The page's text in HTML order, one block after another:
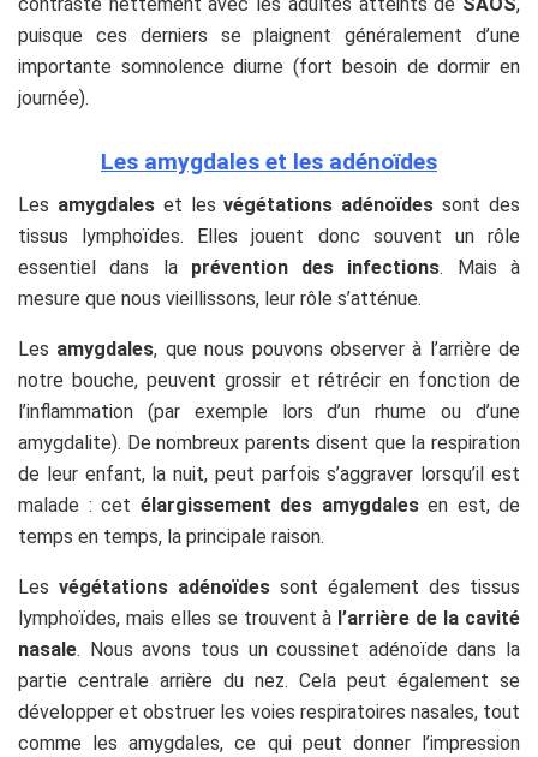
puisque ces derniers se plaignent généralement d’une
importante somnolence diurne (fort besoin de dormir en
journée).
Les amygdales et les adénoïdes
Les amygdaleset lesvégétations adénoïdes sont des
tissus lymphoïdes. Elles jouent donc souvent un rôle
essentiel dans la prévention des infections. Mais à
mesure que nous vieillissons, leur rôle s’atténue.
Les amygdales, que nous pouvons observer à l’arrière de
notre bouche, peuvent grossir et rétrécir en fonction de
l’inflammation (par exemple lors d’un rhume ou d’une
amygdalite). De nombreux parents disent que la respiration
de leur enfant, la nuit, peut parfois s’aggraver lorsqu’il est
malade : cet élargissement des amygdalesen est, de
temps en temps, la principale raison.
Les végétations adénoïdes sont également des tissus
lymphoïdes, mais elles se trouvent à l’arrière de la cavité
nasale. Nous avons tous un coussinet adénoïde dans la
partie centrale arrière du nez. Cela peut également se
développer et obstruer les voies respiratoires nasales, tout
comme les amygdales, ce qui peut donner l’impression